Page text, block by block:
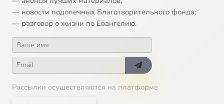
— новости подопечных Благотворительного фонда;
— разговор о жизни по Евангелию.
Рассылки осуществляются на платформе